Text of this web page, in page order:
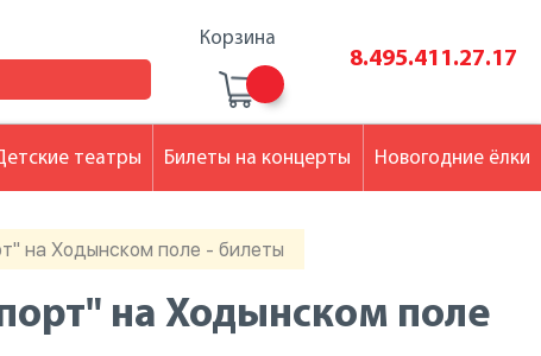
Корзина
8.495.411.27.17
на Ходынском поле - билеты
на Ходынском поле
театры Билеты на концерты Новогодние ёлки